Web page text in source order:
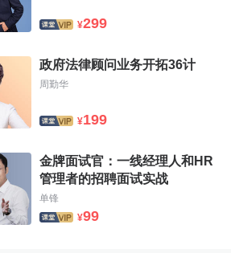
狀。在同一個程式中，原告可以申請
根據1947年的《王權訴訟法》，對行
效英國採取普通法院制的國家有美
、印度、阿根廷等。
追溯到1914年3月31日中華民國政
令》和 5月18日公佈的《行政訴訟錄
取平行於普通法院的行政法院制。
的
¥299
政府法律顾问业务开拓36计
周勤华
¥199
金牌面试官：一线经理人和HR
管理者的招聘面试实战
单锋
¥99